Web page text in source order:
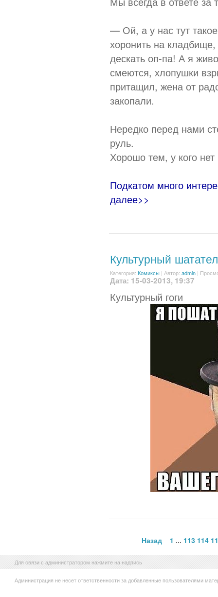
— Ой, а у нас тут
хоронить на
дескать оп-па! А я
смеются, хлопушки
притащил, жена от
закопали.
Нередко перед нами
руль.
Хорошо тем, у кого
Подкатом много
далее>>
Культурный
Категория: Комиксы | Автор: admin |
Дата: 15-03-2013, 19:37
Культурный гоги
Назад 1 ... 113 114
Для связи с администратором нажмите на надпись
Администрация не несет ответственности за добавленные пользователями